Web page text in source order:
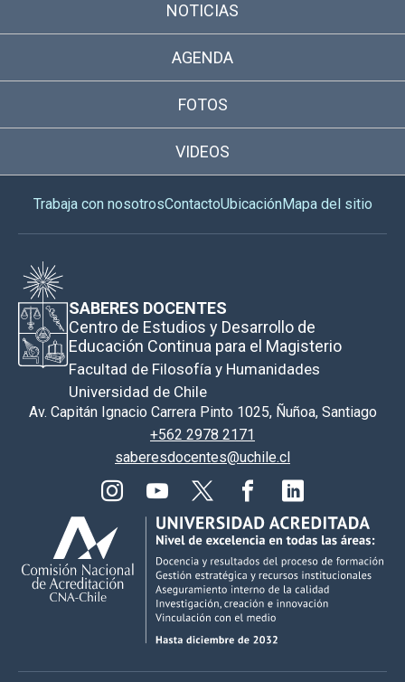
NOTICIAS
AGENDA
FOTOS
VIDEOS
Trabaja con nosotrosContactoUbicaciónMapa del sitio
SABERES DOCENTES
Centro de Estudios y Desarrollo de
Educación Continua para el Magisterio
Facultad de Filosofía y Humanidades
Universidad de Chile
Av. Capitán Ignacio Carrera Pinto 1025, Ñuñoa, Santiago
+562 2978 2171
saberesdocentes@uchile.cl